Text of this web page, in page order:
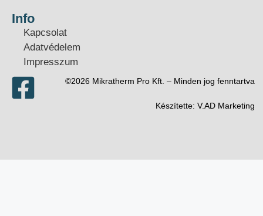
Info
Kapcsolat
Adatvédelem
Impresszum
©2026 Mikratherm Pro Kft. – Minden jog fenntartva​
Készítette: V.AD Marketing